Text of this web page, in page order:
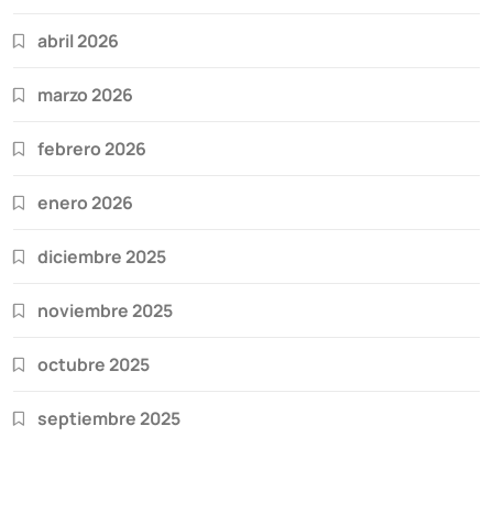
abril 2026
marzo 2026
febrero 2026
enero 2026
diciembre 2025
noviembre 2025
octubre 2025
septiembre 2025